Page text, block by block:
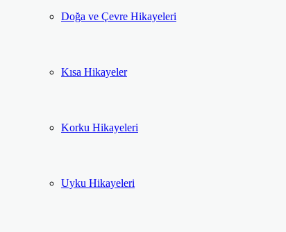
Doğa ve Çevre Hikayeleri
Kısa Hikayeler
Korku Hikayeleri
Uyku Hikayeleri